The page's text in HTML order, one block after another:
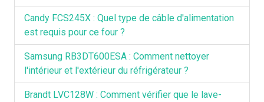
Candy FCS245X : Quel type de câble d'alimentation
est requis pour ce four ?
Samsung RB3DT600ESA : Comment nettoyer
l'intérieur et l'extérieur du réfrigérateur ?
Brandt LVC128W : Comment vérifier que le lave-